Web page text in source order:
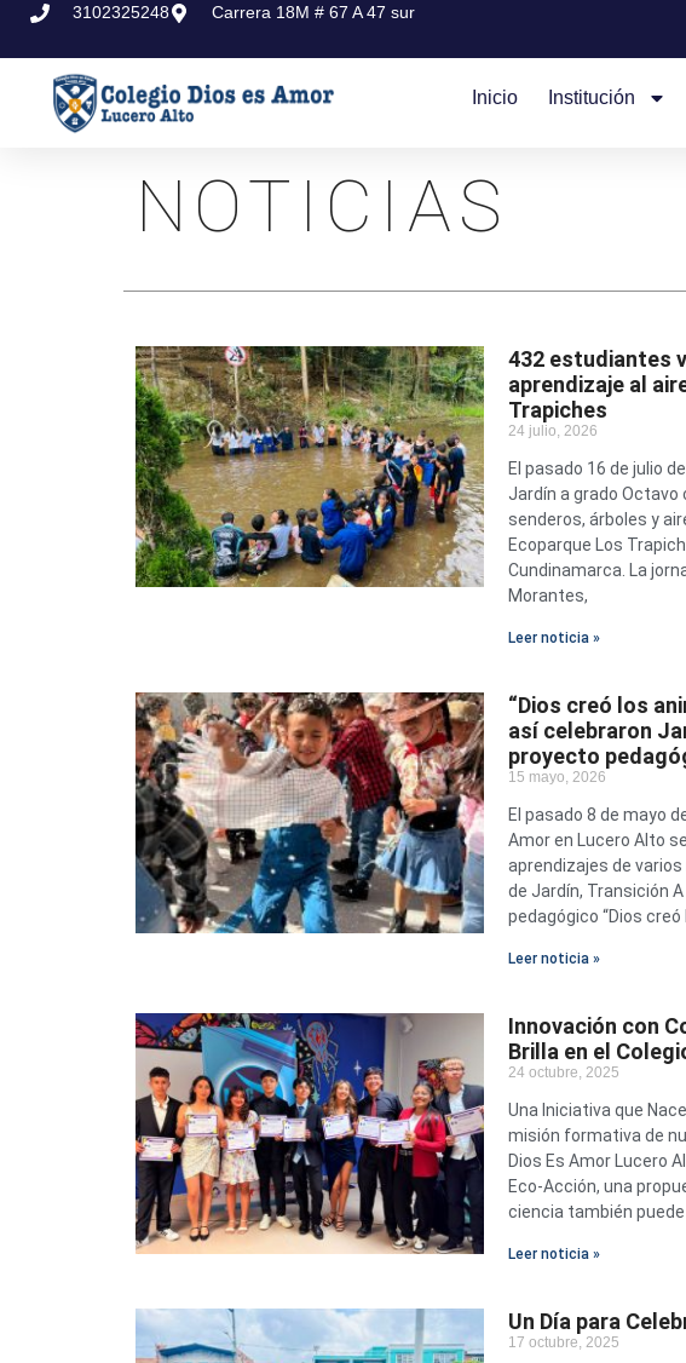
3102325248 Carrera 18M # 67 A 47 sur
Inicio Institución
NOTICIAS
432 estudiantes
aprendizaje al
Trapiches
24 julio, 2026
El pasado 16 de julio
Jardín a grado Octavo
senderos, árboles y
Ecoparque Los
Cundinamarca. La
Morantes,
Leer noticia »
“Dios creó los
así celebraron
proyecto
15 mayo, 2026
El pasado 8 de mayo
Amor en Lucero Alto
aprendizajes de
de Jardín, Transición
pedagógico “Dios
Leer noticia »
Innovación con
Brilla en el
24 octubre, 2025
Una Iniciativa que
misión formativa de
Dios Es Amor Lucero
Eco‑Acción, una
ciencia también
Leer noticia »
Un Día para
17 octubre, 2025